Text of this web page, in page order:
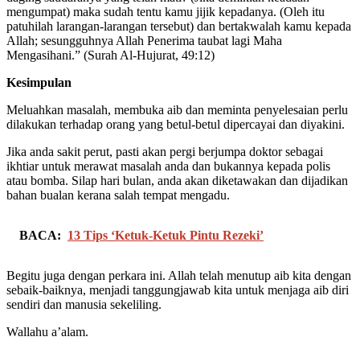
mengumpat) maka sudah tentu kamu jijik kepadanya. (Oleh itu
patuhilah larangan-larangan tersebut) dan bertakwalah kamu kepada
Allah; sesungguhnya Allah Penerima taubat lagi Maha
Mengasihani.” (Surah Al-Hujurat, 49:12)
Kesimpulan
Meluahkan masalah, membuka aib dan meminta penyelesaian perlu
dilakukan terhadap orang yang betul-betul dipercayai dan diyakini.
Jika anda sakit perut, pasti akan pergi berjumpa doktor sebagai
ikhtiar untuk merawat masalah anda dan bukannya kepada polis
atau bomba. Silap hari bulan, anda akan diketawakan dan dijadikan
bahan bualan kerana salah tempat mengadu.
BACA: 13 Tips ‘Ketuk-Ketuk Pintu Rezeki’
Begitu juga dengan perkara ini. Allah telah menutup aib kita dengan
sebaik-baiknya, menjadi tanggungjawab kita untuk menjaga aib diri
sendiri dan manusia sekeliling.
Wallahu a’alam.